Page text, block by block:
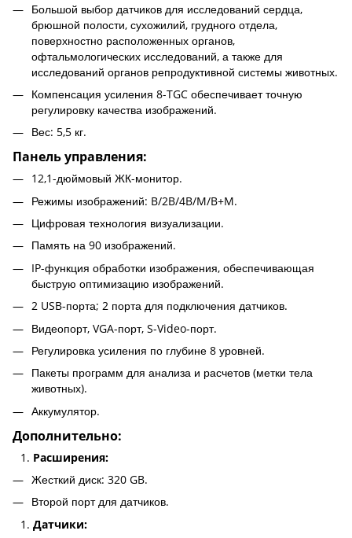
Большой выбор датчиков для исследований сердца,
брюшной полости, сухожилий, грудного отдела,
поверхностно расположенных органов,
офтальмологических исследований, а также для
исследований органов репродуктивной системы животных.
Компенсация усиления 8-TGC обеспечивает точную
регулировку качества изображений.
Вес: 5,5 кг.
Панель управления:
12,1-дюймовый ЖК-монитор.
Режимы изображений: B/2B/4B/M/B+M.
Цифровая технология визуализации.
Память на 90 изображений.
IP-функция обработки изображения, обеспечивающая
быструю оптимизацию изображений.
2 USB-порта; 2 порта для подключения датчиков.
Видеопорт, VGA-порт, S-Video-порт.
Регулировка усиления по глубине 8 уровней.
Пакеты программ для анализа и расчетов (метки тела
животных).
Аккумулятор.
Дополнительно:
Расширения:
Жесткий диск: 320 GB.
Второй порт для датчиков.
Датчики: